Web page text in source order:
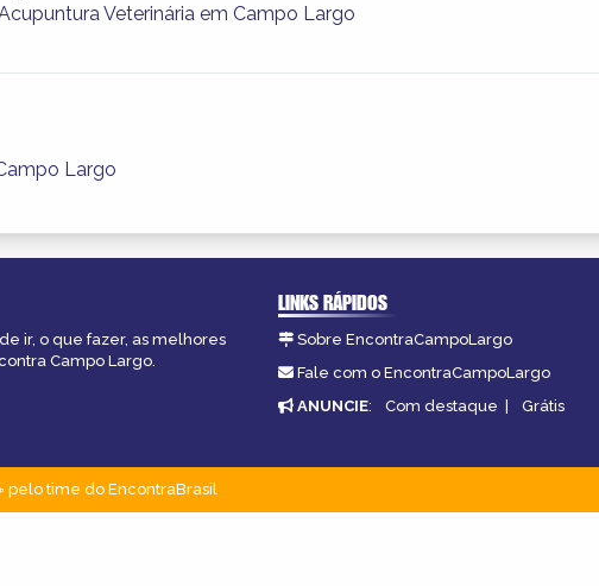
Veterinária em Campo Largo
Largo
ir, o que fazer, as melhores
Campo Largo.
LINKS RÁPIDOS
Sobre EncontraCampoLargo
Fale com o EncontraCampoLargo
ANUNCIE: Com destaque | Grátis
pelo time do EncontraBrasil